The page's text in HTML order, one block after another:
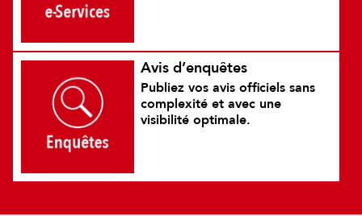
Avis d’enquêtes
Publiez vos avis officiels sans
complexité et avec une
visibilité optimale.